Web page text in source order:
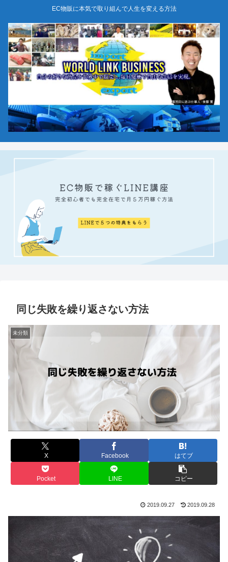
EC物販に本気で取り組んで人生を変える方法
同じ失敗を繰り返さない方法
未分類
X Facebook はてブ
Pocket LINE コピー
2019.09.27 2019.09.28